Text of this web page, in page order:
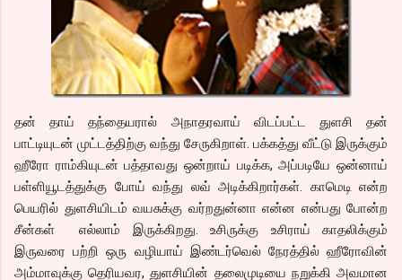
தன் தாய் தந்தையரால் அநாதரவாய் விடப்பட்ட துளசி தன்
பாட்டியுடன் முட்டத்திற்கு வந்து சேருகிறாள். பக்கத்து வீட்டு இருக்கும்
ஹீரோ ராம்கியுடன் பத்தாவது ஒன்றாய் படிக்க, அப்படியே ஒன்னாய்
பள்ளியூடத்துக்கு போய் வந்து லவ் அடிக்கிறார்கள். காமெடி என்ற
பெயரில் துளசியிடம் வயசுக்கு வர்றதுன்னா என்ன என்பது போன்ற
சீன்கள் எல்லாம் இருக்கிறது. உசிருக்கு உசிராய் காதலிக்கும்
இருவரை பற்றி ஒரு வழியாய் இண்டர்வெல் நேரத்தில் ஹீரோவின்
அம்மாவுக்கு தெரியவர, துளசியின் தலைமுடியை நறுக்கி அவமான